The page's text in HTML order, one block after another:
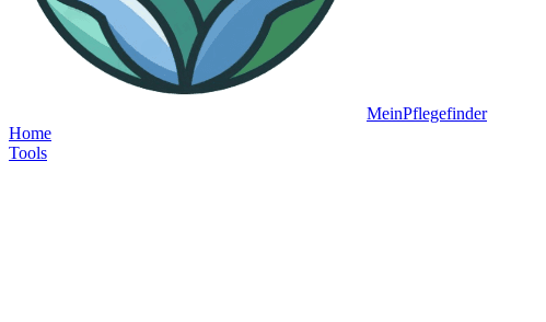
MeinPflegefinder
Home
Tools